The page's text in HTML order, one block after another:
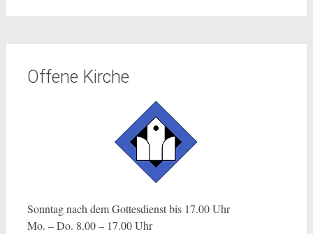
Offene Kirche
Sonntag nach dem Gottesdienst bis 17.00 Uhr
Mo. – Do. 8.00 – 17.00 Uhr